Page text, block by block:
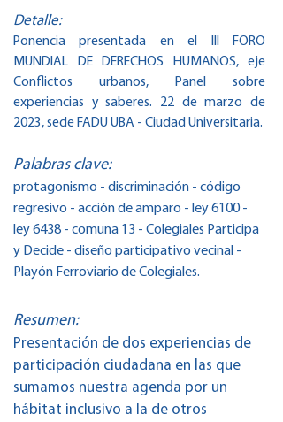
Detalle:
Ponencia presentada en el III FORO
MUNDIAL DE DERECHOS HUMANOS, eje
Conflictos urbanos, Panel sobre
experiencias y saberes. 22 de marzo de
2023, sede FADU UBA - Ciudad Universitaria.
Palabras clave:
protagonismo - discriminación - código
regresivo - acción de amparo - ley 6100 -
ley 6438 - comuna 13 - Colegiales Participa
y Decide - diseño participativo vecinal -
Playón Ferroviario de Colegiales.
Resumen:
Presentación de dos experiencias de
participación ciudadana en las que
sumamos nuestra agenda por un
hábitat inclusivo a la de otros